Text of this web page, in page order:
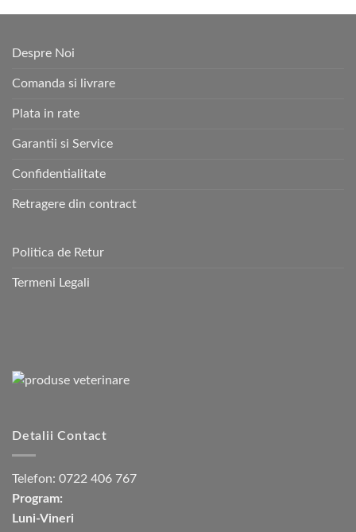
Despre Noi
Comanda si livrare
Plata in rate
Garantii si Service
Confidentialitate
Retragere din contract
Politica de Retur
Termeni Legali
Detalii Contact
Telefon: 0722 406 767
Program:
Luni-Vineri